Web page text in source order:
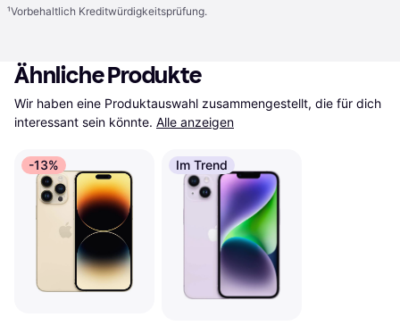
¹Vorbehaltlich Kreditwürdigkeitsprüfung.
Ähnliche Produkte
Wir haben eine Produktauswahl zusammengestellt, die für dich
interessant sein könnte. Alle anzeigen
-13% Im Trend